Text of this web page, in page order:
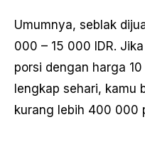
Umumnya, seblak
000 – 15 000 IDR.
porsi dengan harga
lengkap sehari, kamu
kurang lebih 400 000